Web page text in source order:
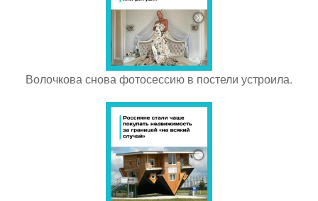
Волочкова снова фотосессию в постели устроила.